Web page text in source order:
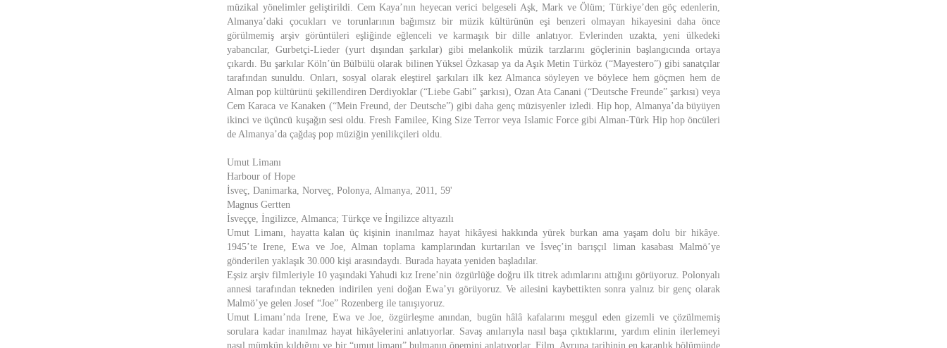
müzikal yönelimler geliştirildi. Cem Kaya’nın heyecan verici belgeseli Aşk, Mark ve Ölüm; Türkiye’den göç edenlerin,
Almanya’daki çocukları ve torunlarının bağımsız bir müzik kültürünün eşi benzeri olmayan hikayesini daha önce
görülmemiş arşiv görüntüleri eşliğinde eğlenceli ve karmaşık bir dille anlatıyor. Evlerinden uzakta, yeni ülkedeki
yabancılar, Gurbetçi-Lieder (yurt dışından şarkılar) gibi melankolik müzik tarzlarını göçlerinin başlangıcında ortaya
çıkardı. Bu şarkılar Köln’ün Bülbülü olarak bilinen Yüksel Özkasap ya da Aşık Metin Türköz (“Mayestero”) gibi sanatçılar
tarafından sunuldu. Onları, sosyal olarak eleştirel şarkıları ilk kez Almanca söyleyen ve böylece hem göçmen hem de
Alman pop kültürünü şekillendiren Derdiyoklar (“Liebe Gabi” şarkısı), Ozan Ata Canani (“Deutsche Freunde” şarkısı) veya
Cem Karaca ve Kanaken (“Mein Freund, der Deutsche”) gibi daha genç müzisyenler izledi. Hip hop, Almanya’da büyüyen
ikinci ve üçüncü kuşağın sesi oldu. Fresh Familee, King Size Terror veya Islamic Force gibi Alman-Türk Hip hop öncüleri
de Almanya’da çağdaş pop müziğin yenilikçileri oldu.
Umut Limanı
Harbour of Hope
İsveç, Danimarka, Norveç, Polonya, Almanya, 2011, 59'
Magnus Gertten
İsveççe, İngilizce, Almanca; Türkçe ve İngilizce altyazılı
Umut Limanı, hayatta kalan üç kişinin inanılmaz hayat hikâyesi hakkında yürek burkan ama yaşam dolu bir hikâye.
1945’te Irene, Ewa ve Joe, Alman toplama kamplarından kurtarılan ve İsveç’in barışçıl liman kasabası Malmö’ye
gönderilen yaklaşık 30.000 kişi arasındaydı. Burada hayata yeniden başladılar.
Eşsiz arşiv filmleriyle 10 yaşındaki Yahudi kız Irene’nin özgürlüğe doğru ilk titrek adımlarını attığını görüyoruz. Polonyalı
annesi tarafından tekneden indirilen yeni doğan Ewa’yı görüyoruz. Ve ailesini kaybettikten sonra yalnız bir genç olarak
Malmö’ye gelen Josef “Joe” Rozenberg ile tanışıyoruz.
Umut Limanı’nda Irene, Ewa ve Joe, özgürleşme anından, bugün hâlâ kafalarını meşgul eden gizemli ve çözülmemiş
sorulara kadar inanılmaz hayat hikâyelerini anlatıyorlar. Savaş anılarıyla nasıl başa çıktıklarını, yardım elinin ilerlemeyi
nasıl mümkün kıldığını ve bir “umut limanı” bulmanın önemini anlatıyorlar. Film, Avrupa tarihinin en karanlık bölümünde